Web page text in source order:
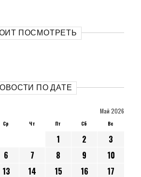
ПОСМОТРЕТЬ
ПО ДАТЕ
Май 2026
Ср Чт Пт Сб Вс
1 2
3
6 7 8 9
10
13 14 15 16
17